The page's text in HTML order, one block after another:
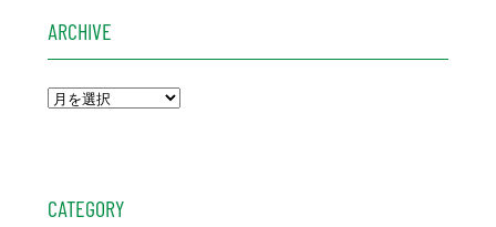
ARCHIVE
CATEGORY